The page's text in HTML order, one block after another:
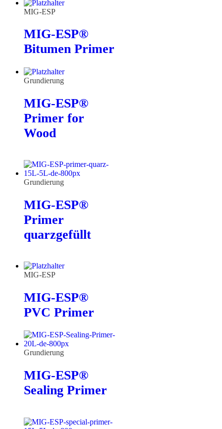
MIG-ESP
MIG-ESP®
Bitumen Primer
Grundierung
MIG-ESP®
Primer for
Wood
Grundierung
MIG-ESP®
Primer
quarzgefüllt
MIG-ESP
MIG-ESP®
PVC Primer
Grundierung
MIG-ESP®
Sealing Primer